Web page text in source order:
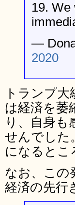
19. We
—
2020
トランプ
は経済を萎
り、自身も
せんでした
になるとこ
なお、この
経済の先行